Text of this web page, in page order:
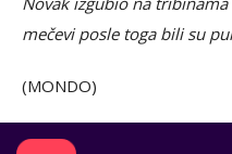
mečevi posle toga bili su
(MONDO)